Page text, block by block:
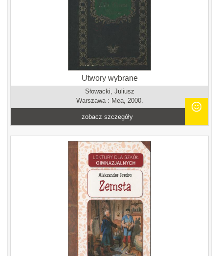
Utwory wybrane
Słowacki, Juliusz
Warszawa : Mea, 2000.
zobacz szczegóły